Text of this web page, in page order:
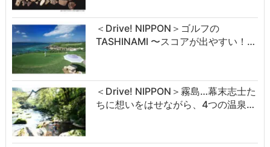
＜Drive! NIPPON＞ゴルフの
TASHINAMI 〜スコアが出やすい！…
＜Drive! NIPPON＞霧島…幕末志士た
ちに想いをはせながら、4つの温泉…